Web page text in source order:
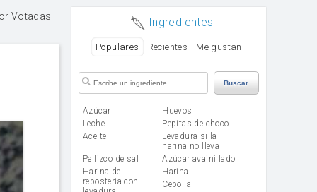
Votadas Ingredientes
Populares Recientes Me gustan
Buscar
Azúcar
huevos
leche
Pepitas de choco
aceite
Levadura si la
harina no lleva
Pellizco de sal
Azúcar avainillado
Harina de
reposteria con
harina
cebolla